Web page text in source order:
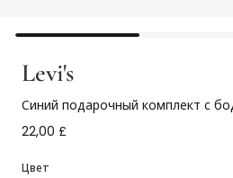
Levi's
Синий подарочный комплект с
22,00 £
Цвет